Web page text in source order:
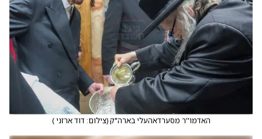
האדמו''ר מסערדאהעלי בארה"ק(צילום: דוד ארזני)